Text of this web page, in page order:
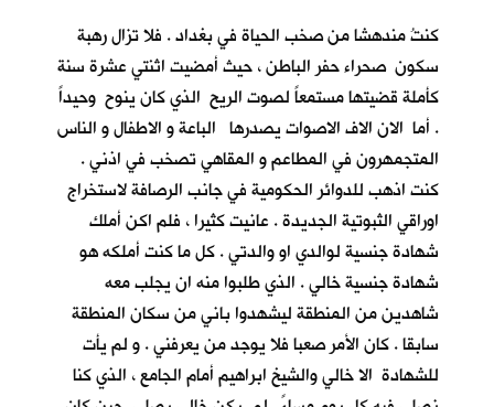
كنتُ مندهشا من صخب الحياة في بغداد . فلا تزال رهبة
سكون صحراء حفر الباطن ، حيث أمضيت اثنتي عشرة سنة
كأملة قضيتها مستمعاً لصوت الريح الذي كان ينوح وحيداً
. أما الان الاف الاصوات يصدرها الباعة و الاطفال و الناس
المتجمهرون في المطاعم و المقاهي تصخب في اذني .
كنت اذهب للدوائر الحكومية في جانب الرصافة لاستخراج
اوراقي الثبوتية الجديدة . عانيت كثيرا ، فلم اكن أملك
شهادة جنسية لوالدي او والدتي . كل ما كنت أملكه هو
شهادة جنسية خالي . الذي طلبوا منه ان يجلب معه
شاهدين من المنطقة ليشهدوا باني من سكان المنطقة
سابقا . كان الأمر صعبا فلا يوجد من يعرفني . و لم يأت
للشهادة الا خالي والشيخ ابراهيم أمام الجامع ، الذي كنا